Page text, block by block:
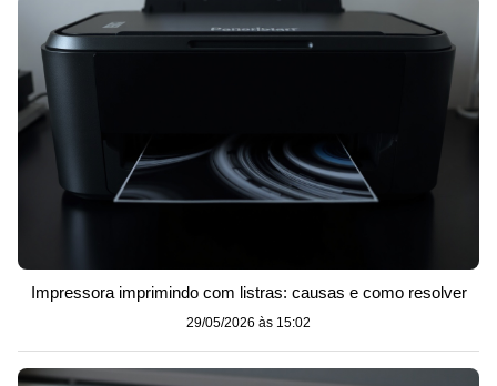
Impressora imprimindo com listras: causas e como resolver
29/05/2026 às 15:02